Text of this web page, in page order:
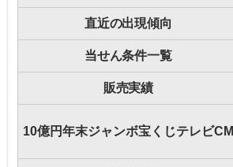
直近の出現傾向
当せん条件一覧
販売実績
10億円年末ジャンボ宝くじテレビCM